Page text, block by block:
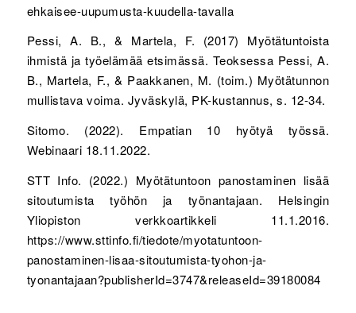
ehkaisee-uupumusta-kuudella-tavalla
Pessi, A. B., & Martela, F. (2017) Myötätuntoista
ihmistä ja työelämää etsimässä. Teoksessa Pessi, A.
B., Martela, F., & Paakkanen, M. (toim.) Myötätunnon
mullistava voima. Jyväskylä, PK-kustannus, s. 12-34.
Sitomo. (2022). Empatian 10 hyötyä työssä.
Webinaari 18.11.2022.
STT Info. (2022.) Myötätuntoon panostaminen lisää
sitoutumista työhön ja työnantajaan. Helsingin
Yliopiston verkkoartikkeli 11.1.2016.
https://www.sttinfo.fi/tiedote/myotatuntoon-
panostaminen-lisaa-sitoutumista-tyohon-ja-
tyonantajaan?publisherId=3747&releaseId=39180084